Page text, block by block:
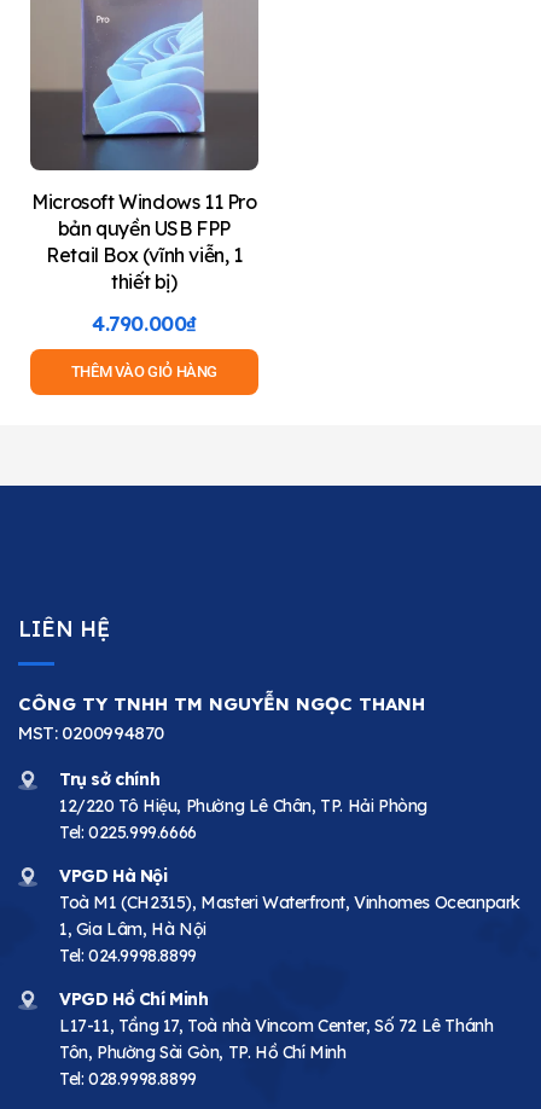
Microsoft Windows 11 Pro
bản quyền USB FPP
Retail Box (vĩnh viễn, 1
thiết bị)
4.790.000₫
THÊM VÀO GIỎ HÀNG
LIÊN HỆ
CÔNG TY TNHH TM NGUYỄN NGỌC THANH
MST: 0200994870
Trụ sở chính
12/220 Tô Hiệu, Phường Lê Chân, TP. Hải Phòng
Tel: 0225.999.6666
VPGD Hà Nội
Toà M1 (CH2315), Masteri Waterfront, Vinhomes Oceanpark
1, Gia Lâm, Hà Nội
Tel: 024.9998.8899
VPGD Hồ Chí Minh
L17-11, Tầng 17, Toà nhà Vincom Center, Số 72 Lê Thánh
Tôn, Phường Sài Gòn, TP. Hồ Chí Minh
Tel: 028.9998.8899